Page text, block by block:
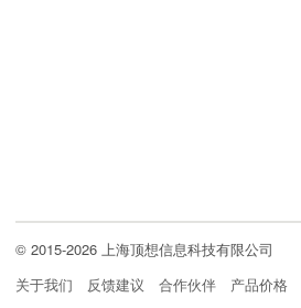
© 2015-2026 上海顶想信息科技有限公司
关于我们
反馈建议 合作伙伴 产品价格